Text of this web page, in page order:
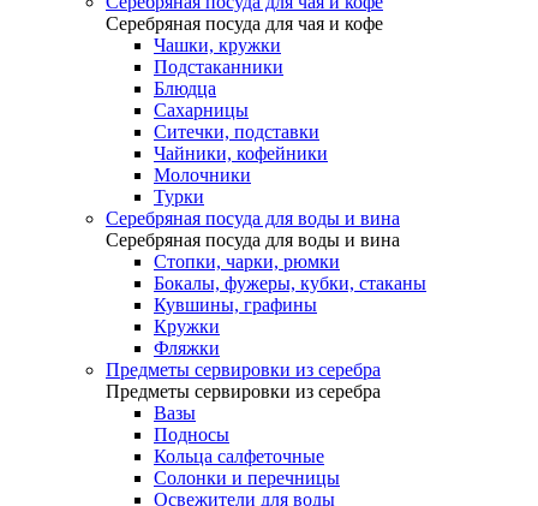
Серебряная посуда для чая и кофе
Чашки, кружки
Подстаканники
Блюдца
Сахарницы
Ситечки, подставки
Чайники, кофейники
Молочники
Турки
Серебряная посуда для воды и вина
Серебряная посуда для воды и вина
Стопки, чарки, рюмки
Бокалы, фужеры, кубки, стаканы
Кувшины, графины
Кружки
Фляжки
Предметы сервировки из серебра
Предметы сервировки из серебра
Вазы
Подносы
Кольца салфеточные
Солонки и перечницы
Освежители для воды